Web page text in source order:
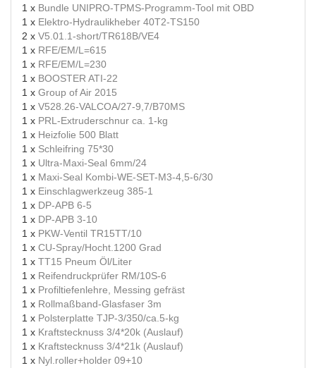
1 x Bundle UNIPRO-TPMS-Programm-Tool mit OBD
1 x Elektro-Hydraulikheber 40T2-TS150
2 x V5.01.1-short/TR618B/VE4
1 x RFE/EM/L=615
1 x RFE/EM/L=230
1 x BOOSTER ATI-22
1 x Group of Air 2015
1 x V528.26-VALCOA/27-9,7/B70MS
1 x PRL-Extruderschnur ca. 1-kg
1 x Heizfolie 500 Blatt
1 x Schleifring 75*30
1 x Ultra-Maxi-Seal 6mm/24
1 x Maxi-Seal Kombi-WE-SET-M3-4,5-6/30
1 x Einschlagwerkzeug 385-1
1 x DP-APB 6-5
1 x DP-APB 3-10
1 x PKW-Ventil TR15TT/10
1 x CU-Spray/Hocht.1200 Grad
1 x TT15 Pneum Öl/Liter
1 x Reifendruckprüfer RM/10S-6
1 x Profiltiefenlehre, Messing gefräst
1 x Rollmaßband-Glasfaser 3m
1 x Polsterplatte TJP-3/350/ca.5-kg
1 x Kraftstecknuss 3/4*20k (Auslauf)
1 x Kraftstecknuss 3/4*21k (Auslauf)
1 x Nyl.roller+holder 09+10